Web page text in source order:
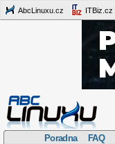
AbcLinuxu.cz ITBiz.cz
Poradna FAQ